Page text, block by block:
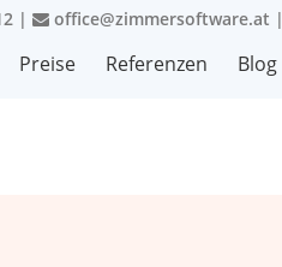
| office@zimmersoftware.at |
Preise Referenzen Blog